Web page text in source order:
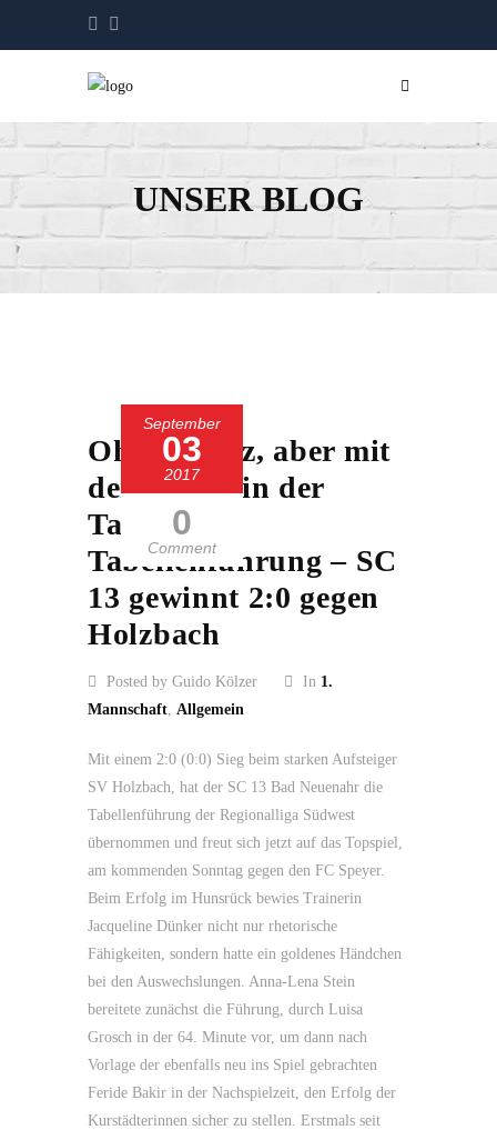
UNSER BLOG
September
03
2017
0
Comment
Ohne Glanz, aber mit
dem Papst in der
Tasche zur
Tabellenführung – SC
13 gewinnt 2:0 gegen
Holzbach
Posted by Guido Kölzer In 1.
Mannschaft, Allgemein
Mit einem 2:0 (0:0) Sieg beim starken Aufsteiger
SV Holzbach, hat der SC 13 Bad Neuenahr die
Tabellenführung der Regionalliga Südwest
übernommen und freut sich jetzt auf das Topspiel,
am kommenden Sonntag gegen den FC Speyer.
Beim Erfolg im Hunsrück bewies Trainerin
Jacqueline Dünker nicht nur rhetorische
Fähigkeiten, sondern hatte ein goldenes Händchen
bei den Auswechslungen. Anna-Lena Stein
bereitete zunächst die Führung, durch Luisa
Grosch in der 64. Minute vor, um dann nach
Vorlage der ebenfalls neu ins Spiel gebrachten
Feride Bakir in der Nachspielzeit, den Erfolg der
Kurstädterinnen sicher zu stellen. Erstmals seit